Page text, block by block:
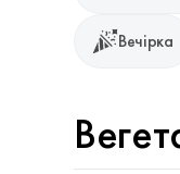
Вечірка